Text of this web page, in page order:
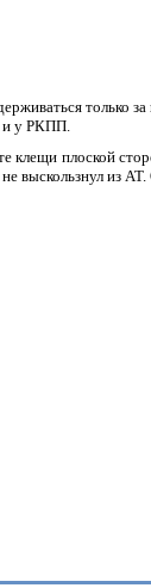
только за
и у РКПП.
клещи плоской
выскользнул из АТ.